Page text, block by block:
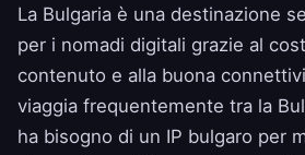
La Bulgaria è una destinazione
per i nomadi digitali grazie al
contenuto e alla buona
viaggia frequentemente tra la
ha bisogno di un IP bulgaro per